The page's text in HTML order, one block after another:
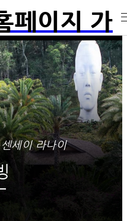
페이지 가
세이 라나이